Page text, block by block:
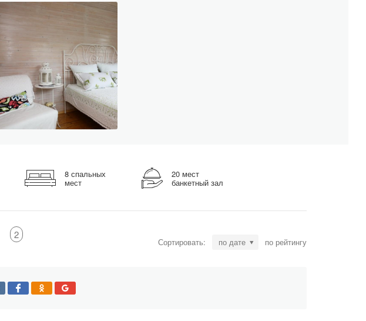
8 спальных
мест
20 мест
банкетный зал
2
Сортировать: по дате по рейтингу